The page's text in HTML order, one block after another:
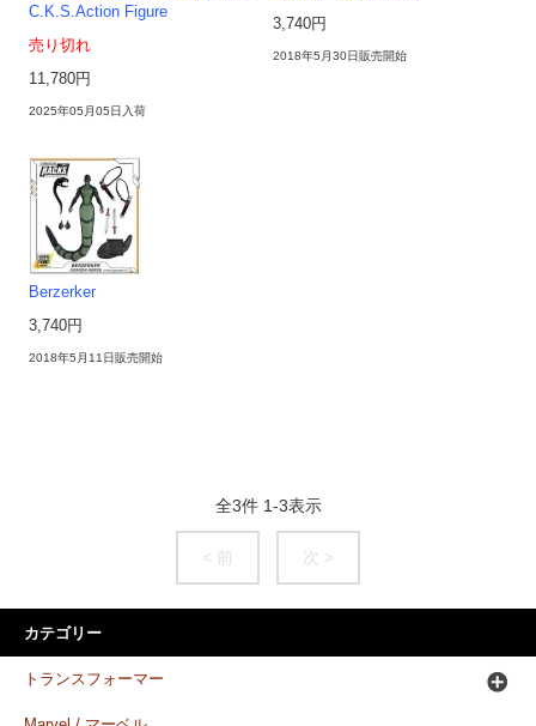
C.K.S.Action Figure
売り切れ
11,780円
2025年05月05日入荷
3,740円
2018年5月30日販売開始
Berzerker
3,740円
2018年5月11日販売開始
全3件 1-3表示
< 前 次 >
カテゴリー
トランスフォーマー